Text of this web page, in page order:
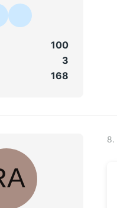
100
3
168
8.